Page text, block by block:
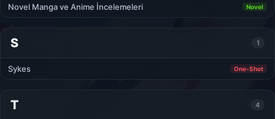
Novel Manga ve Anime İncelemeleri Novel
S 1
Sykes One-Shot
T 4